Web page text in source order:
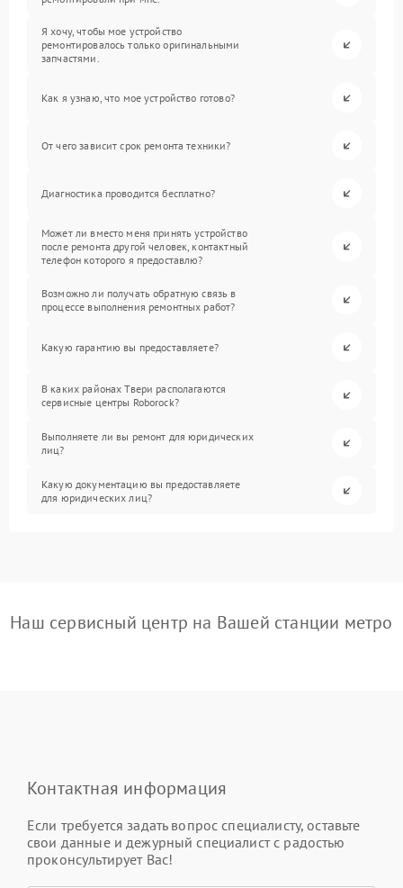
Я хочу, чтобы мое устройство
ремонтировалось только оригинальными
запчастями.
Как я узнаю, что мое устройство готово?
От чего зависит срок ремонта техники?
Диагностика проводится бесплатно?
Может ли вместо меня принять устройство
после ремонта другой человек, контактный
телефон которого я предоставлю?
Возможно ли получать обратную связь в
процессе выполнения ремонтных работ?
Какую гарантию вы предоставляете?
В каких районах Твери располагаются
сервисные центры Roborock?
Выполняете ли вы ремонт для юридических
лиц?
Какую документацию вы предоставляете
для юридических лиц?
Наш сервисный центр на Вашей станции метро
Контактная информация
Если требуется задать вопрос специалисту, оставьте
свои данные и дежурный специалист с радостью
проконсультирует Вас!